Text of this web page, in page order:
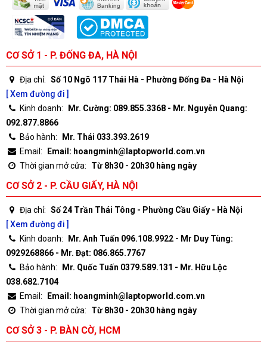
CƠ SỞ 1 - P. ĐỐNG ĐA, HÀ NỘI
Địa chỉ: Số 10 Ngõ 117 Thái Hà - Phường Đống Đa - Hà Nội
[ Xem đường đi ]
Kinh doanh:
Mr. Cường: 089.855.3368 - Mr. Nguyễn Quang:
092.877.8866
Bảo hành:
Mr. Thái 033.393.2619
Email:
Email: hoangminh@laptopworld.com.vn
Thời gian mở cửa:
Từ 8h30 - 20h30 hàng ngày
CƠ SỞ 2 - P. CẦU GIẤY, HÀ NỘI
Địa chỉ: Số 24 Trần Thái Tông - Phường Cầu Giấy - Hà Nội
[ Xem đường đi ]
Kinh doanh:
Mr. Anh Tuấn 096.108.9922 - Mr Duy Tùng:
0929268866 - Mr. Đạt: 086.865.7767
Bảo hành:
Mr. Quốc Tuấn 0379.589.131 - Mr. Hữu Lộc
038.682.7104
Email:
Email: hoangminh@laptopworld.com.vn
Thời gian mở cửa:
Từ 8h30 - 20h30 hàng ngày
CƠ SỞ 3 - P. BÀN CỜ, HCM